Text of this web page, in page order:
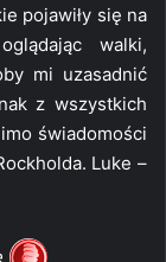
pojawiły się na
walki,
mi uzasadnić
z wszystkich
świadomości
Luke –